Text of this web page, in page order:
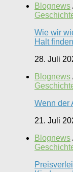
Blognews
Wie wir
Halt
28. Juli
Blognews
Wenn der
21. Juli
Blognews